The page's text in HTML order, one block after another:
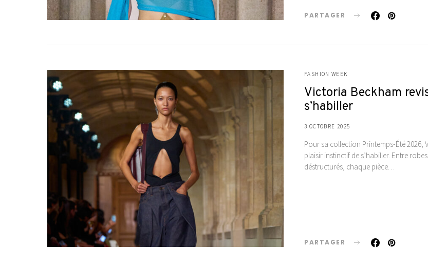
PARTAGER
FASHION WEEK
Victoria Beckham
s’habiller
3 OCTOBRE 2025
Pour sa collection Printemps-Été 2026,
plaisir instinctif de s’habiller. Entre
déstructurés, chaque pièce…
PARTAGER